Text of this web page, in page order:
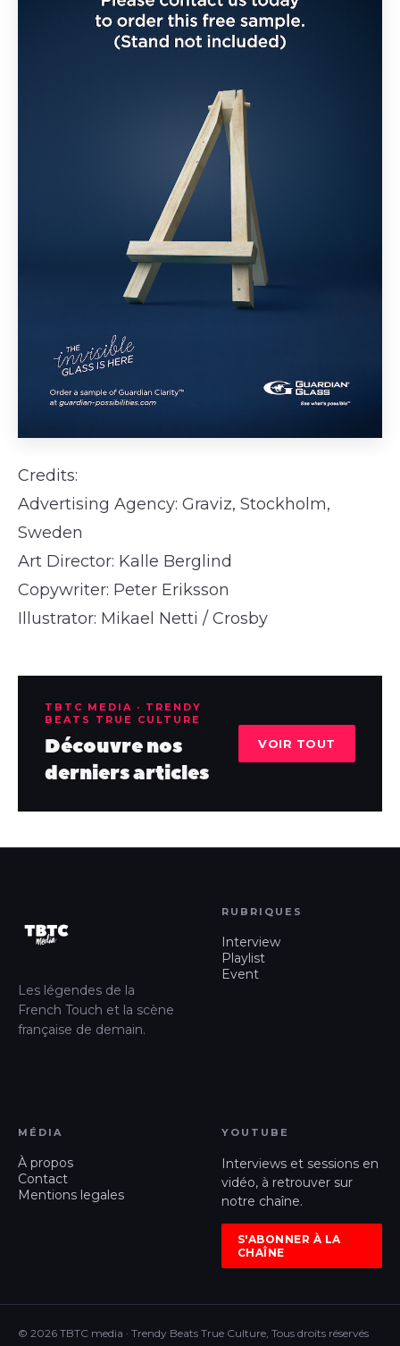
Credits:
Advertising Agency: Graviz, Stockholm,
Sweden
Art Director: Kalle Berglind
Copywriter: Peter Eriksson
Illustrator: Mikael Netti / Crosby
TBTC MEDIA · TRENDY
BEATS TRUE CULTURE
Découvre nos
derniers articles
VOIR TOUT
Les légendes de la
French Touch et la scène
française de demain.
RUBRIQUES
Interview
Playlist
Event
MÉDIA
À propos
Contact
Mentions legales
YOUTUBE
Interviews et sessions en
vidéo, à retrouver sur
notre chaîne.
S'ABONNER À LA
CHAÎNE
© 2026 TBTC media · Trendy Beats True Culture, Tous droits réservés